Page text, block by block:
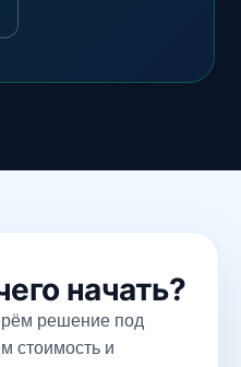
начать?
решение под
стоимость и